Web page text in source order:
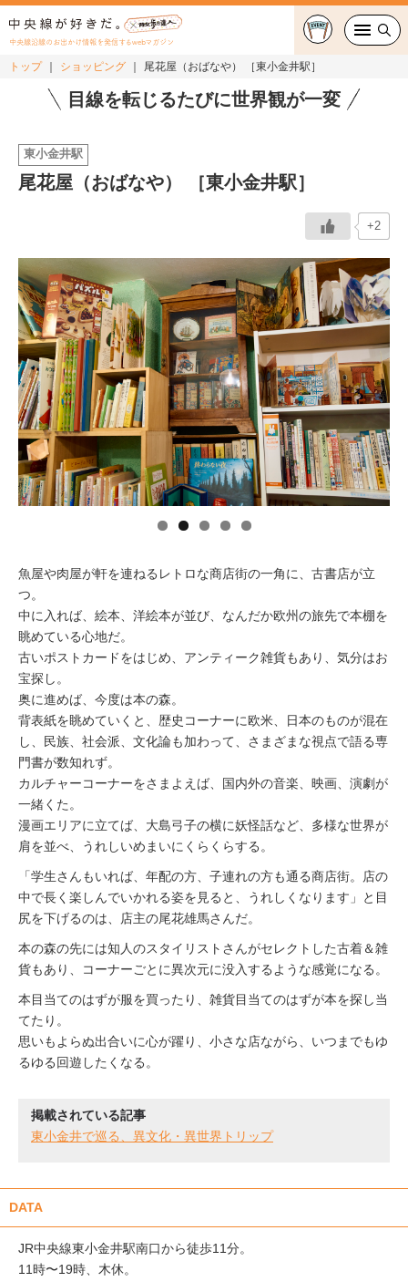
中央線沿線のお出かけ情報を発信するwebマガジン
グルメ・カフェ
おでかけ
中央線カルチャー
特集
連載
中央線フェス
イベント情報
おしらせ
トップ ショッピング 尾花屋（おばなや） ［東小金井駅］
目線を転じるたびに世界観が一変
東小金井駅
尾花屋（おばなや） ［東小金井駅］
+2
魚屋や肉屋が軒を連ねるレトロな商店街の一角に、古書店が立
つ。
中に入れば、絵本、洋絵本が並び、なんだか欧州の旅先で本棚を
眺めている心地だ。
古いポストカードをはじめ、アンティーク雑貨もあり、気分はお
宝探し。
奥に進めば、今度は本の森。
背表紙を眺めていくと、歴史コーナーに欧米、日本のものが混在
し、民族、社会派、文化論も加わって、さまざまな視点で語る専
門書が数知れず。
カルチャーコーナーをさまよえば、国内外の音楽、映画、演劇が
一緒くた。
漫画エリアに立てば、大島弓子の横に妖怪話など、多様な世界が
肩を並べ、うれしいめまいにくらくらする。
「学生さんもいれば、年配の方、子連れの方も通る商店街。店の
中で長く楽しんでいかれる姿を見ると、うれしくなります」と目
尻を下げるのは、店主の尾花雄馬さんだ。
本の森の先には知人のスタイリストさんがセレクトした古着＆雑
貨もあり、コーナーごとに異次元に没入するような感覚になる。
本目当てのはずが服を買ったり、雑貨目当てのはずが本を探し当
てたり。
思いもよらぬ出合いに心が躍り、小さな店ながら、いつまでもゆ
るゆる回遊したくなる。
掲載されている記事
東小金井で巡る、異文化・異世界トリップ
DATA
JR中央線東小金井駅南口から徒歩11分。
11時〜19時、木休。